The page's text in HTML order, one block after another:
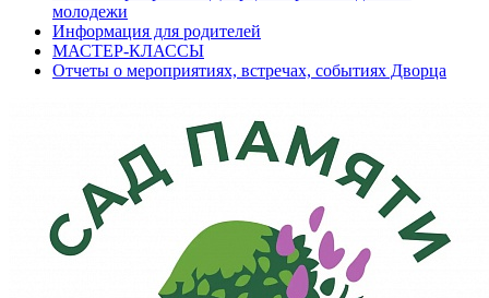
молодежи
Информация для родителей
МАСТЕР-КЛАССЫ
Отчеты о мероприятиях, встречах, событиях Дворца